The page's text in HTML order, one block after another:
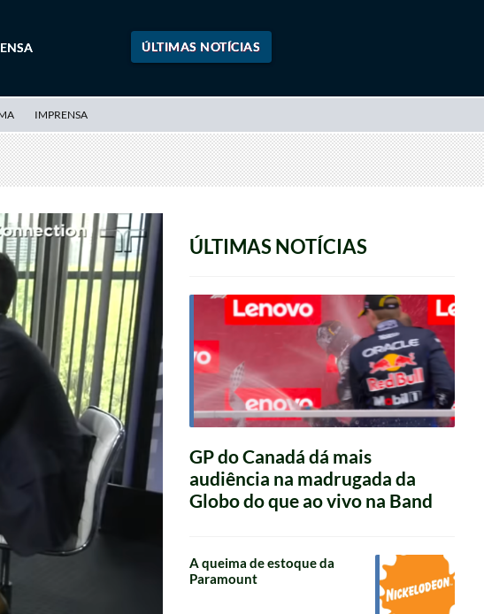
ÚLTIMAS NOTÍCIAS
IMPRENSA
ÚLTIMAS NOTÍCIAS
GP do Canadá dá mais
audiência na madrugada da
Globo do que ao vivo na Band
A queima de estoque da
Paramount